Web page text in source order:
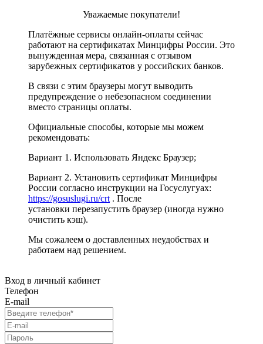
Уважаемые покупатели!
Платёжные сервисы онлайн-оплаты сейчас
работают на сертификатах Минцифры России. Это
вынужденная мера, связанная с отзывом
зарубежных сертификатов у российских банков.
В связи с этим браузеры могут выводить
предупреждение о небезопасном соединении
вместо страницы оплаты.
Официальные способы, которые мы можем
рекомендовать:
Вариант 1. Использовать Яндекс Браузер;
Вариант 2. Установить сертификат Минцифры
России согласно инструкции на Госуслугуах:
https://gosuslugi.ru/crt . После
установки перезапустить браузер (иногда нужно
очистить кэш).
Мы сожалеем о доставленных неудобствах и
работаем над решением.
Вход в личный кабинет
Телефон
E-mail